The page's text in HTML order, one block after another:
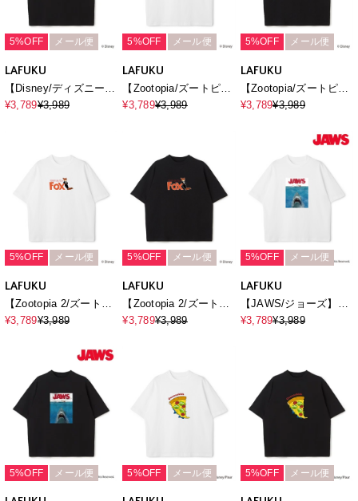
5%OFF メール便
LAFUKU
【Disney/ディズニー】
Mickey Mouse / ミッキ
shirt《UNISEX》
¥3,789¥3,989
5%OFF メール便
LAFUKU
【Zootopia/ズートピ
ア】キャラクタープリ
shirt《UNISEX》
¥3,789¥3,989
5%OFF メール便
LAFUKU
【Zootopia/ズートピ
ア】キャラクタープリ
シャツ / Over Harf
shirt《UNISEX》
¥3,789¥3,989
5%OFF メール便
LAFUKU
【Zootopia 2/ズートピ
ア2】タキシード ニッ
Over Harf Sleeve T-
shirt《UNISEX》
¥3,789¥3,989
5%OFF メール便
LAFUKU
【Zootopia 2/ズートピ
ア2】タキシード ニッ
¥3,789¥3,989
5%OFF メール便
LAFUKU
【JAWS/ジョーズ】ヴ
ィンテージライクビッ
¥3,789¥3,989
5%OFF メール便 5%OFF メール便 5%OFF メール便